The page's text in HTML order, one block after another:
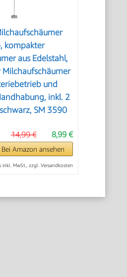
kompakter
aus Edelstahl,
Milchaufschäumer
und
inkl. 2
SM 3590
8,99 €
14,99 €
Bei Amazon ansehen
inkl. MwSt., zzgl. Versandkosten